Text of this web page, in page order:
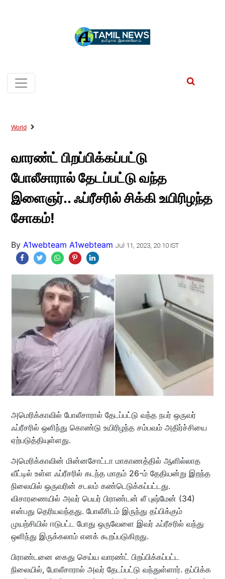
World
வாரண்ட் பிறப்பிக்கப்பட்டு
போலீசாரால் தேடப்பட்டு வந்த
இளைஞர்.. ஃப்ரீசரில் சிக்கி உயிரிழந்த
சோகம்!
By A1webteam A1webteam Jul 11, 2023, 20:10 IST
அமெரிக்காவில் போலீசாரால் தேடப்பட்டு வந்த நபர் ஒருவர்
ஃப்ரீசரில் ஒளிந்து கொண்டு உயிரிழந்த சம்பவம் அதிர்ச்சியை
ஏற்படுத்தியுள்ளது.
அமெரிக்காவின் மின்னசோட்டா மாகாணத்தில் ஆளில்லாத
வீட்டில் உள்ள ஃப்ரீசரில் கடந்த மாதம் 26-ம் தேதியன்று இறந்த
நிலையில் ஒருவரின் சடலம் கண்டெடுக்கப்பட்டது.
விசாரணையில் அவர் பெயர் பிராண்டன் லீ புஷ்மேன் (34)
என்பது தெரியவந்தது. போலீசிடம் இருந்து தப்பிக்கும்
முயற்சியில் ஈடுபட்ட போது ஒருவேளை இவர் ஃப்ரீசரில் வந்து
ஒளிந்து இருக்கலாம் எனக் கூறப்படுகிறது.
பிராண்டனை கைது செய்ய வாரண்ட் பிறப்பிக்கப்பட்ட
நிலையில், போலீசாரால் அவர் தேடப்பட்டு வந்துள்ளார். தப்பிக்க